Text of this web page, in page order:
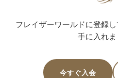
フレイザーワールドに登録
手に入れま
今すぐ入会